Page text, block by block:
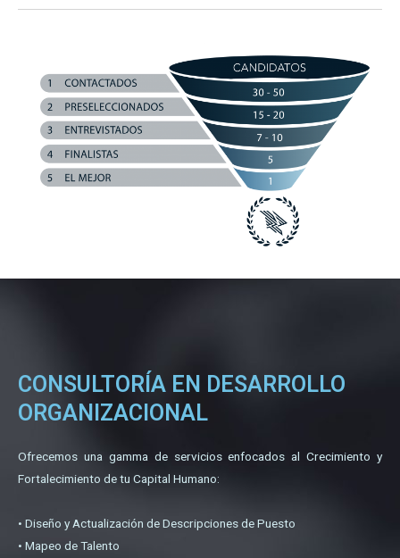
CONSULTORÍA EN DESARROLLO
ORGANIZACIONAL
Ofrecemos una gamma de servicios enfocados al Crecimiento y
Fortalecimiento de tu Capital Humano:
• Diseño y Actualización de Descripciones de Puesto
• Mapeo de Talento